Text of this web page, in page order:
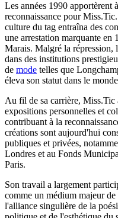
Les années 1990 apportèrent
reconnaissance pour
culture du tag entraîna des
une arrestation marquante en
Marais. Malgré la répression,
dans des institutions
de mode telles que
éleva son statut dans le
Au fil de sa carrière, Miss.Tic
expositions personnelles et
contribuant à la
créations sont aujourd'hui
publiques et privées,
Londres et au Fonds
Paris.
Son travail a largement
comme un médium majeur
l'alliance singulière de la